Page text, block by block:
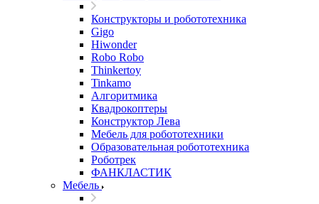
Конструкторы и робототехника
Gigo
Hiwonder
Robo Robo
Thinkertoy
Tinkamo
Алгоритмика
Квадрокоптеры
Конструктор Лева
Мебель для робототехники
Образовательная робототехника
Роботрек
ФАНКЛАСТИК
Мебель